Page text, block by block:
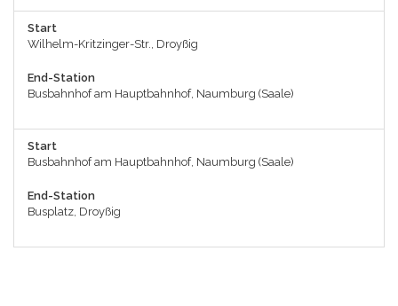
Start
Wilhelm-Kritzinger-Str., Droyßig
End-Station
Busbahnhof am Hauptbahnhof, Naumburg (Saale)
Start
Busbahnhof am Hauptbahnhof, Naumburg (Saale)
End-Station
Busplatz, Droyßig